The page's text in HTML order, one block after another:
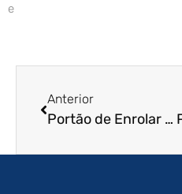
e
Anterior
Portão de Enrolar em Osasco – SP